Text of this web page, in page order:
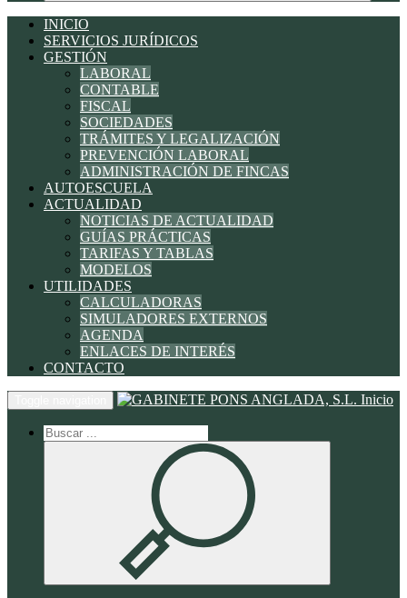
INICIO
SERVICIOS JURÍDICOS
GESTIÓN
LABORAL
CONTABLE
FISCAL
SOCIEDADES
TRÁMITES Y LEGALIZACIÓN
PREVENCIÓN LABORAL
ADMINISTRACIÓN DE FINCAS
AUTOESCUELA
ACTUALIDAD
NOTICIAS DE ACTUALIDAD
GUÍAS PRÁCTICAS
TARIFAS Y TABLAS
MODELOS
UTILIDADES
CALCULADORAS
SIMULADORES EXTERNOS
AGENDA
ENLACES DE INTERÉS
CONTACTO
Inicio